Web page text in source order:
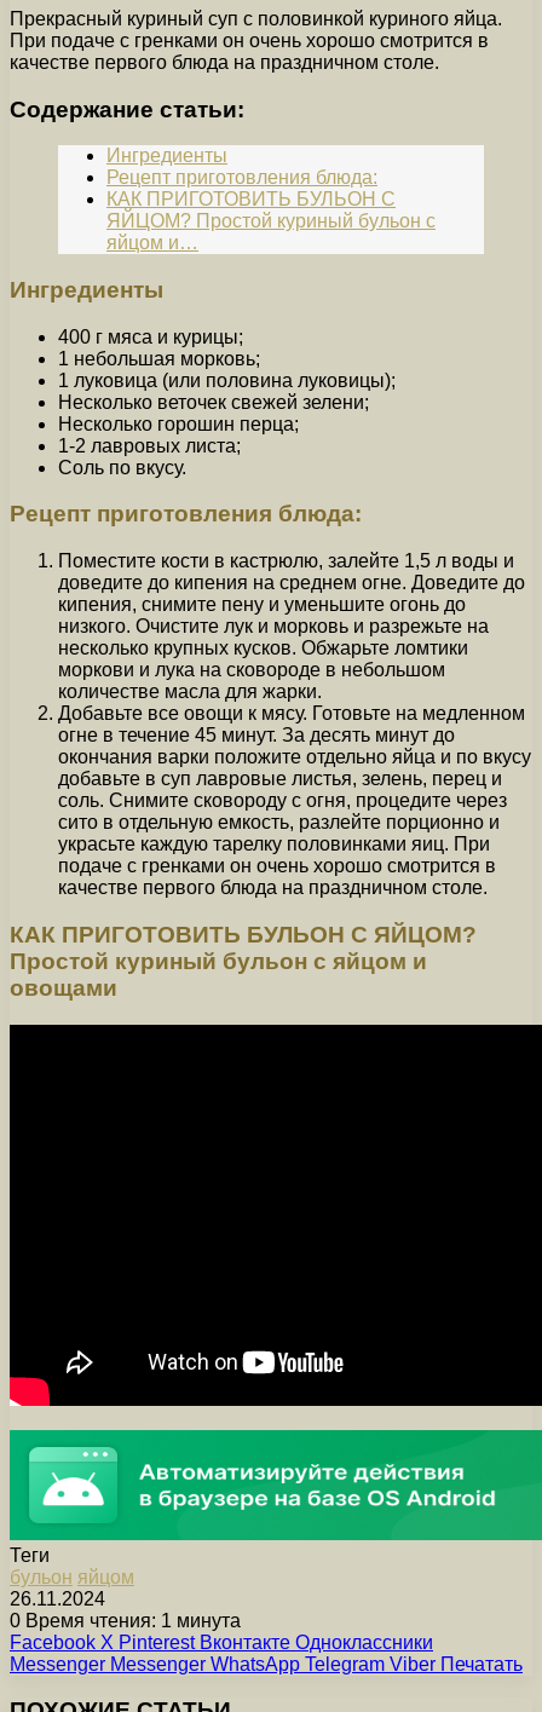
Прекрасный куриный суп с половинкой куриного яйца.
При подаче с гренками он очень хорошо смотрится в
качестве первого блюда на праздничном столе.
Содержание статьи:
Ингредиенты
Рецепт приготовления блюда:
КАК ПРИГОТОВИТЬ БУЛЬОН С
ЯЙЦОМ? Простой куриный бульон с
яйцом и…
Ингредиенты
400 г мяса и курицы;
1 небольшая морковь;
1 луковица (или половина луковицы);
Несколько веточек свежей зелени;
Несколько горошин перца;
1-2 лавровых листа;
Соль по вкусу.
Рецепт приготовления блюда:
Поместите кости в кастрюлю, залейте 1,5 л воды и
доведите до кипения на среднем огне. Доведите до
кипения, снимите пену и уменьшите огонь до
низкого. Очистите лук и морковь и разрежьте на
несколько крупных кусков. Обжарьте ломтики
моркови и лука на сковороде в небольшом
количестве масла для жарки.
Добавьте все овощи к мясу. Готовьте на медленном
огне в течение 45 минут. За десять минут до
окончания варки положите отдельно яйца и по вкусу
добавьте в суп лавровые листья, зелень, перец и
соль. Снимите сковороду с огня, процедите через
сито в отдельную емкость, разлейте порционно и
украсьте каждую тарелку половинками яиц. При
подаче с гренками он очень хорошо смотрится в
качестве первого блюда на праздничном столе.
КАК ПРИГОТОВИТЬ БУЛЬОН С ЯЙЦОМ?
Простой куриный бульон с яйцом и
овощами
Теги
бульон яйцом
26.11.2024
0 Время чтения: 1 минута
Facebook X Pinterest Вконтакте Одноклассники
Messenger Messenger WhatsApp Telegram Viber Печатать